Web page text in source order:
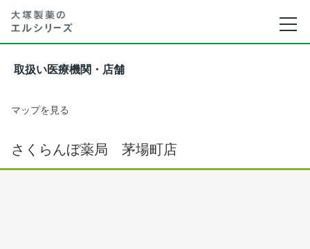
取扱い医療機関・店舗
マップを見る
さくらんぼ薬局 茅場町店